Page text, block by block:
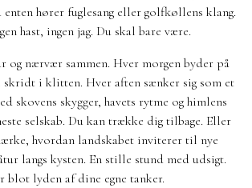
hører fuglesang eller golfkøllens klang.
hast, ingen jag. Du skal bare være.
og nærvær sammen. Hver morgen byder på
i klitten. Hver aften sænker sig som et
skovens skygger, havets rytme og himlens
selskab. Du kan trække dig tilbage. Eller
hvordan landskabet inviterer til nye
langs kysten. En stille stund med udsigt.
blot lyden af dine egne tanker.